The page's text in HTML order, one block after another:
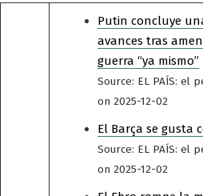
Putin concluye
avances tras
guerra “ya mismo”
Source: EL PAÍS: el
on 2025-12-02
El Barça se gusta
Source: EL PAÍS: el
on 2025-12-02